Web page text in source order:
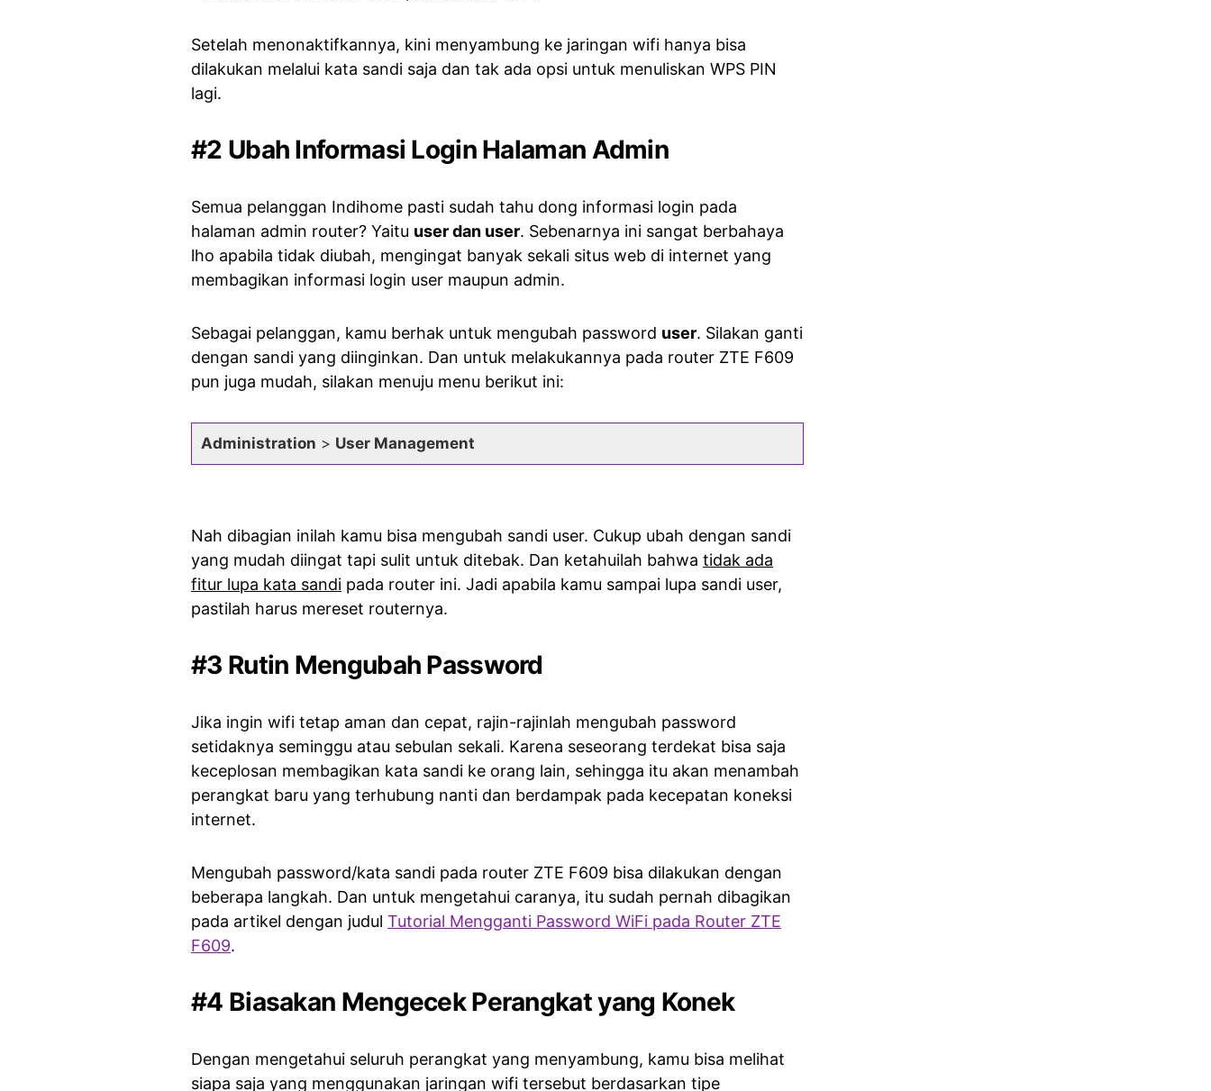
Setelah menonaktifkannya, kini menyambung ke jaringan wifi hanya bisa
dilakukan melalui kata sandi saja dan tak ada opsi untuk menuliskan WPS PIN
lagi.
#2 Ubah Informasi Login Halaman Admin
Semua pelanggan Indihome pasti sudah tahu dong informasi login pada
halaman admin router? Yaitu user dan user. Sebenarnya ini sangat berbahaya
lho apabila tidak diubah, mengingat banyak sekali situs web di internet yang
membagikan informasi login user maupun admin.
Sebagai pelanggan, kamu berhak untuk mengubah password user. Silakan ganti
dengan sandi yang diinginkan. Dan untuk melakukannya pada router ZTE F609
pun juga mudah, silakan menuju menu berikut ini:
Administration > User Management
Nah dibagian inilah kamu bisa mengubah sandi user. Cukup ubah dengan sandi
yang mudah diingat tapi sulit untuk ditebak. Dan ketahuilah bahwa tidak ada
fitur lupa kata sandi pada router ini. Jadi apabila kamu sampai lupa sandi user,
pastilah harus mereset routernya.
#3 Rutin Mengubah Password
Jika ingin wifi tetap aman dan cepat, rajin-rajinlah mengubah password
setidaknya seminggu atau sebulan sekali. Karena seseorang terdekat bisa saja
keceplosan membagikan kata sandi ke orang lain, sehingga itu akan menambah
perangkat baru yang terhubung nanti dan berdampak pada kecepatan koneksi
internet.
Mengubah password/kata sandi pada router ZTE F609 bisa dilakukan dengan
beberapa langkah. Dan untuk mengetahui caranya, itu sudah pernah dibagikan
pada artikel dengan judul Tutorial Mengganti Password WiFi pada Router ZTE
F609.
#4 Biasakan Mengecek Perangkat yang Konek
Dengan mengetahui seluruh perangkat yang menyambung, kamu bisa melihat
siapa saja yang menggunakan jaringan wifi tersebut berdasarkan tipe